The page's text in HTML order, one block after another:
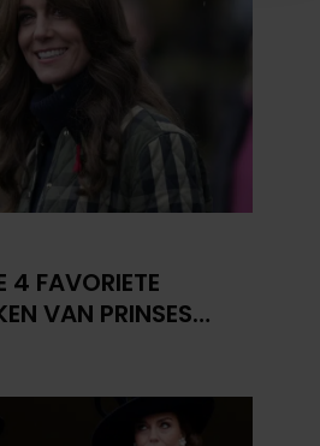
van onze site met onze
adverteren en analyse. Deze
combineren met andere
verstrekt of die ze hebben
uw gebruik van hun services. U
cookies als u onze website blijft
4 FAVORIETE
VAN PRINSES